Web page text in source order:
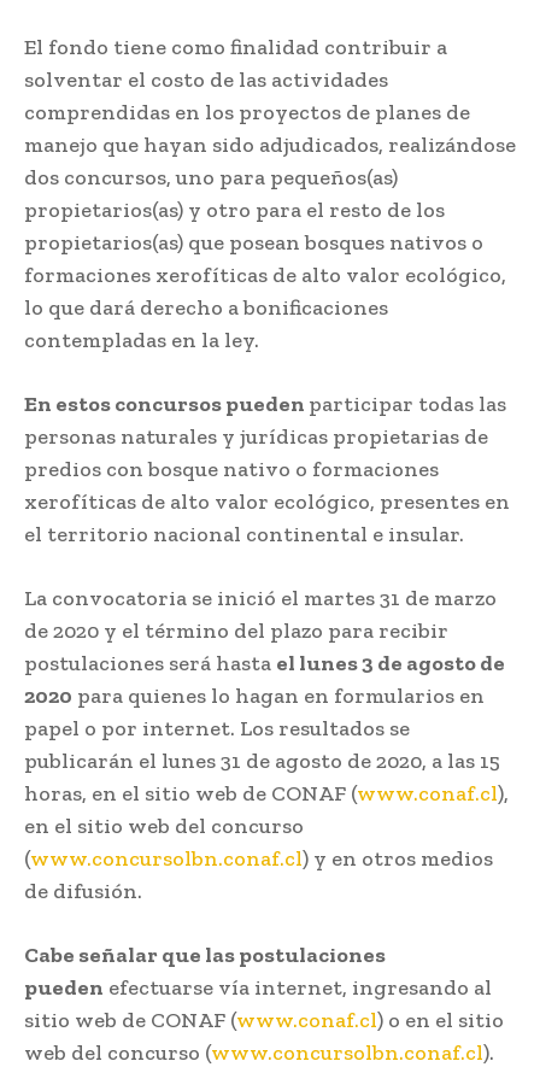
El fondo tiene como finalidad contribuir a
solventar el costo de las actividades
comprendidas en los proyectos de planes de
manejo que hayan sido adjudicados, realizándose
dos concursos, uno para pequeños(as)
propietarios(as) y otro para el resto de los
propietarios(as) que posean bosques nativos o
formaciones xerofíticas de alto valor ecológico,
lo que dará derecho a bonificaciones
contempladas en la ley.
En estos concursos pueden participar todas las
personas naturales y jurídicas propietarias de
predios con bosque nativo o formaciones
xerofíticas de alto valor ecológico, presentes en
el territorio nacional continental e insular.
La convocatoria se inició el martes 31 de marzo
de 2020 y el término del plazo para recibir
postulaciones será hasta el lunes 3 de agosto de
2020 para quienes lo hagan en formularios en
papel o por internet. Los resultados se
publicarán el lunes 31 de agosto de 2020, a las 15
horas, en el sitio web de CONAF (www.conaf.cl),
en el sitio web del concurso
(www.concursolbn.conaf.cl) y en otros medios
de difusión.
Cabe señalar que las postulaciones
pueden efectuarse vía internet, ingresando al
sitio web de CONAF (www.conaf.cl) o en el sitio
web del concurso (www.concursolbn.conaf.cl).